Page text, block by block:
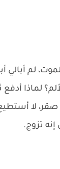
لم أبالي
لماذا
لا أستطيع
تزوج.